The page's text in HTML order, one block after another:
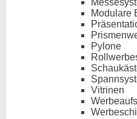
Modulare
Pylone
Vitrinen